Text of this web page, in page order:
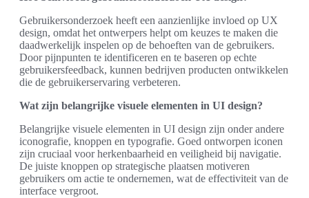
Gebruikersonderzoek heeft een aanzienlijke invloed op UX
design, omdat het ontwerpers helpt om keuzes te maken die
daadwerkelijk inspelen op de behoeften van de gebruikers.
Door pijnpunten te identificeren en te baseren op echte
gebruikersfeedback, kunnen bedrijven producten ontwikkelen
die de gebruikerservaring verbeteren.
Wat zijn belangrijke visuele elementen in UI design?
Belangrijke visuele elementen in UI design zijn onder andere
iconografie, knoppen en typografie. Goed ontworpen iconen
zijn cruciaal voor herkenbaarheid en veiligheid bij navigatie.
De juiste knoppen op strategische plaatsen motiveren
gebruikers om actie te ondernemen, wat de effectiviteit van de
interface vergroot.